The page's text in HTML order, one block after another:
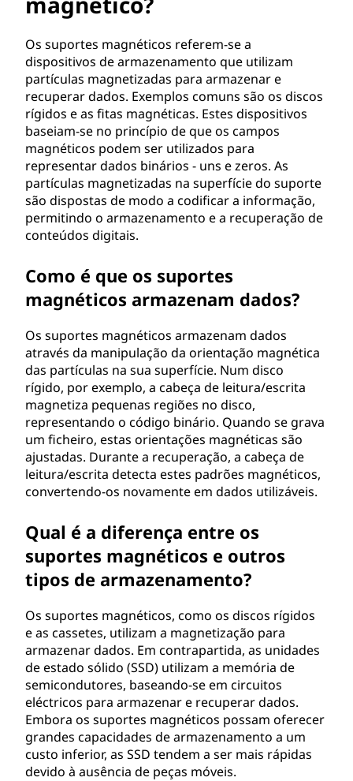
Os suportes magnéticos referem-se a
dispositivos de armazenamento que utilizam
partículas magnetizadas para armazenar e
recuperar dados. Exemplos comuns são os discos
rígidos e as fitas magnéticas. Estes dispositivos
baseiam-se no princípio de que os campos
magnéticos podem ser utilizados para
representar dados binários - uns e zeros. As
partículas magnetizadas na superfície do suporte
são dispostas de modo a codificar a informação,
permitindo o armazenamento e a recuperação de
conteúdos digitais.
Como é que os suportes
magnéticos armazenam dados?
Os suportes magnéticos armazenam dados
através da manipulação da orientação magnética
das partículas na sua superfície. Num disco
rígido, por exemplo, a cabeça de leitura/escrita
magnetiza pequenas regiões no disco,
representando o código binário. Quando se grava
um ficheiro, estas orientações magnéticas são
ajustadas. Durante a recuperação, a cabeça de
leitura/escrita detecta estes padrões magnéticos,
convertendo-os novamente em dados utilizáveis.
Qual é a diferença entre os
suportes magnéticos e outros
tipos de armazenamento?
Os suportes magnéticos, como os discos rígidos
e as cassetes, utilizam a magnetização para
armazenar dados. Em contrapartida, as unidades
de estado sólido (SSD) utilizam a memória de
semicondutores, baseando-se em circuitos
eléctricos para armazenar e recuperar dados.
Embora os suportes magnéticos possam oferecer
grandes capacidades de armazenamento a um
custo inferior, as SSD tendem a ser mais rápidas
devido à ausência de peças móveis.